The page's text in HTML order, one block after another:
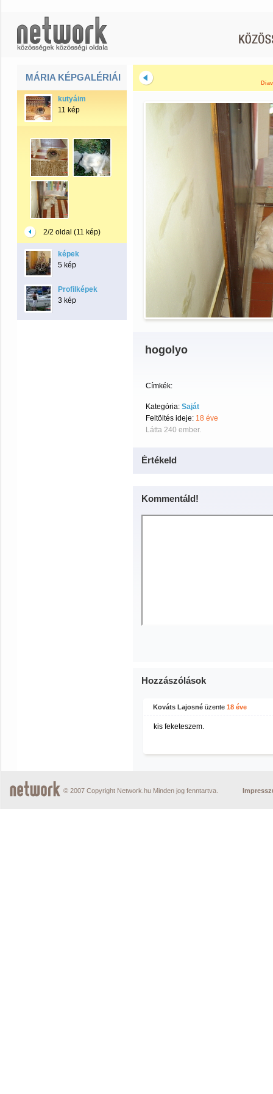
MÁRIA KÉPGALÉRIÁI
kutyáim
11 kép
2/2 oldal (11 kép)
képek
5 kép
Profilképek
3 kép
hogolyo
Címkék:
Kategória: Saját
Feltöltés ideje: 18 éve
Látta 240 ember.
Értékeld
Kommentáld!
Hozzászólások
Kováts Lajosné üzente 18 éve
kis feketeszem.
© 2007 Copyright Network.hu Minden jog fenntartva.